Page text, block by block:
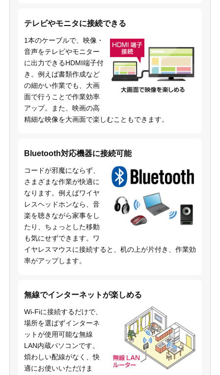
テレビやモニタに接続できる
1本のケーブルで、映像・
音声をテレビやモニター
に出力できるHDMI端子付
き。例えば書類作成など
の細かい作業でも、大画
面で行うことで作業効率
アップ。また、映画の高
精細な映像を大画面で楽しむこともできます。
Bluetooth対応機器に接続可能
コードが邪魔にならず、
さまざまな作業が快適に
なります。例えばワイヤ
レスヘッドホンなら、音
楽を聴きながら家事をし
たり、ちょっとした移動
も気にせずできます。ワ
イヤレスマウスに接続すると、机の上が片付き、作業効
率がアップします。
無線でインターネットが楽しめる
Wi-Fiに接続するだけで、
場所を選ばずインターネ
ットが使用可能な無線
LAN内蔵パソコンです。
煩わしい配線がなく、快
適にお使いいただけま